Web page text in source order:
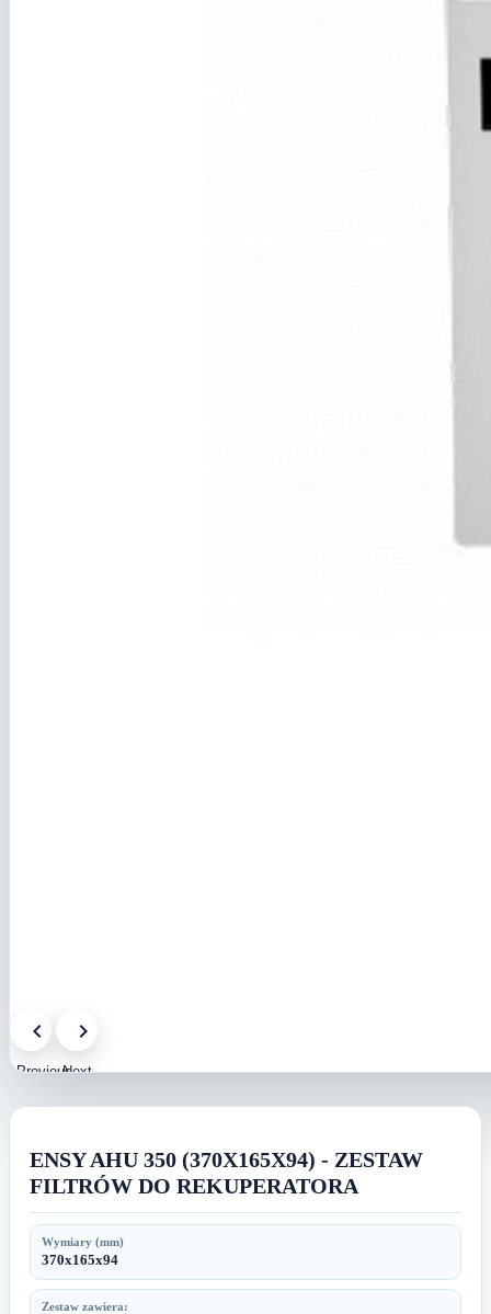
PreviousNext
ENSY AHU 350 (370X165X94) - ZESTAW
FILTRÓW DO REKUPERATORA
Wymiary (mm)
370x165x94
Zestaw zawiera: